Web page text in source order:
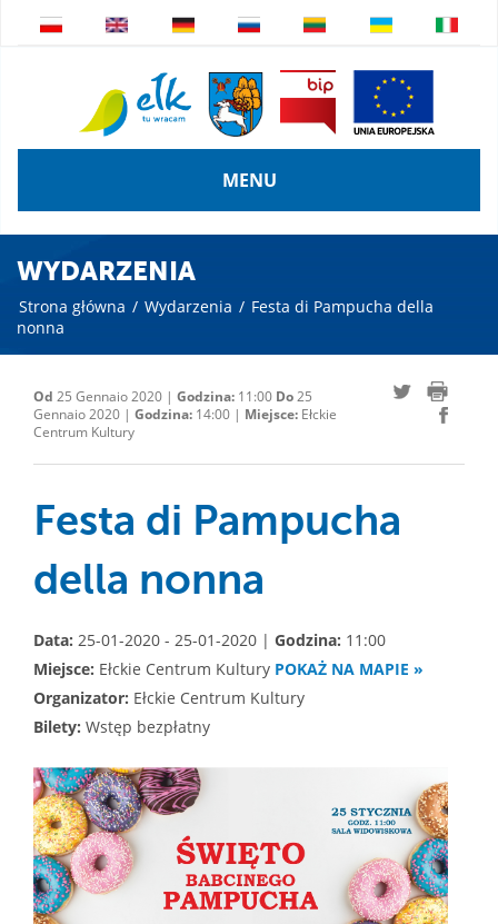
MENU
WYDARZENIA
Strona główna / Wydarzenia / Festa di Pampucha della
nonna
Od 25 Gennaio 2020 | Godzina: 11:00 Do25
Gennaio 2020 | Godzina: 14:00 | Miejsce: Ełckie
Centrum Kultury
Festa di Pampucha
della nonna
Data: 25-01-2020 - 25-01-2020 | Godzina: 11:00
Miejsce: Ełckie Centrum Kultury POKAŻ NA MAPIE »
Organizator: Ełckie Centrum Kultury
Bilety: Wstęp bezpłatny